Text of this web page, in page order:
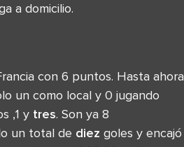
a domicilio.
con 6 puntos. Hasta ahora
un como local y 0 jugando
,1 y tres. Son ya 8
un total de diez goles y encajó